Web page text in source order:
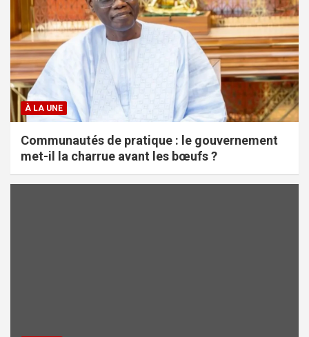
À LA UNE
Communautés de pratique : le gouvernement
met-il la charrue avant les bœufs ?